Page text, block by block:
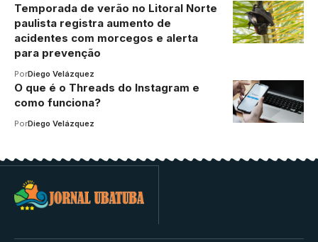
Temporada de verão no Litoral Norte
paulista registra aumento de
acidentes com morcegos e alerta
para prevenção
PorDiego Velázquez
O que é o Threads do Instagram e
como funciona?
PorDiego Velázquez